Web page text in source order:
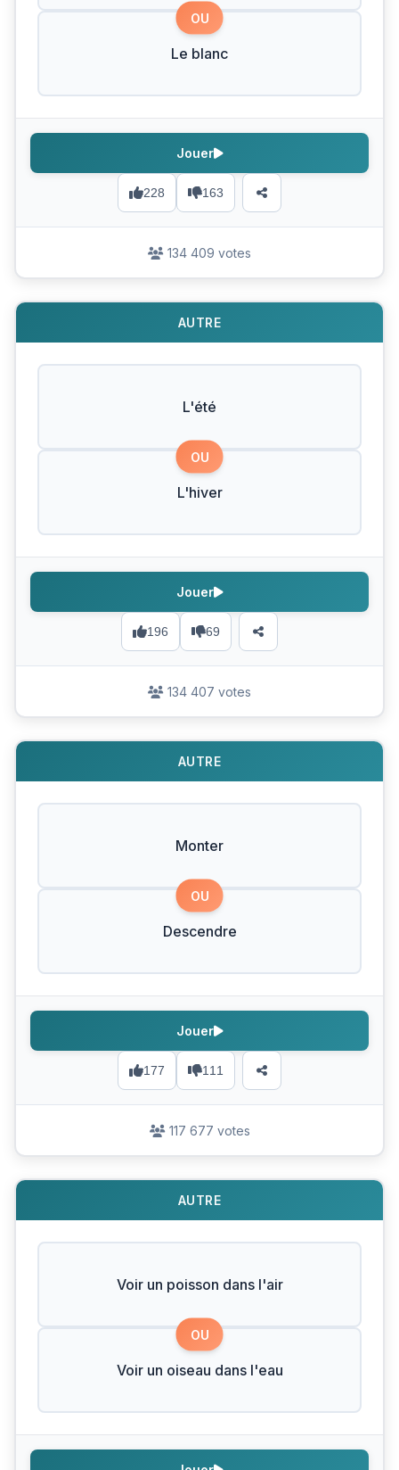
OU
Le blanc
228 163
Jouer
134 409 votes
AUTRE
L'été
OU
L'hiver
196 69
Jouer
134 407 votes
AUTRE
Monter
OU
Descendre
177 111
Jouer
117 677 votes
AUTRE
Voir un poisson dans l'air
OU
Voir un oiseau dans l'eau